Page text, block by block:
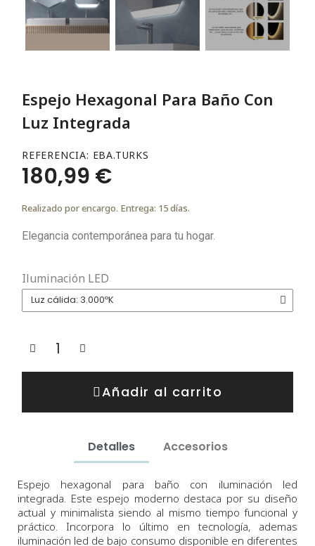
Espejo Hexagonal Para Baño Con
Luz Integrada
REFERENCIA EBA.TURKS
180,99 €
Realizado por encargo. Entrega: 15 días.
Elegancia contemporánea para tu hogar.
Iluminación LED
Añadir al carrito
Detalles Accesorios
Espejo hexagonal para baño con iluminación led
integrada. Este espejo moderno destaca por su diseño
actual y minimalista siendo al mismo tiempo funcional y
práctico. Incorpora lo último en tecnología, ademas
iluminación led de bajo consumo disponible en diferentes